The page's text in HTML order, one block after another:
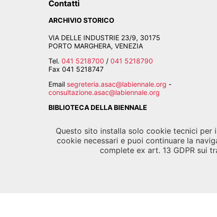
Contatti
ARCHIVIO STORICO
VIA DELLE INDUSTRIE 23/9, 30175
PORTO MARGHERA, VENEZIA
Tel. 041 5218700 / 041 5218790
Fax 041 5218747
Email segreteria.asac@labiennale.org -
consultazione.asac@labiennale.org
BIBLIOTECA DELLA BIENNALE
Tel. 041 5218939
biblioteca.asac@labiennale.org
Questo sito installa solo cookie tecnici
cookie necessari e puoi continuare la
complete ex art. 13 GDPR sui